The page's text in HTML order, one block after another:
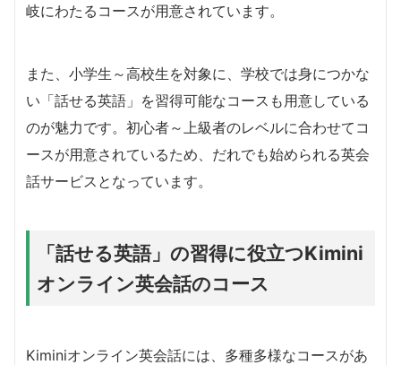
岐にわたるコースが用意されています。
また、小学生～高校生を対象に、学校では身につかな
い「話せる英語」を習得可能なコースも用意している
のが魅力です。初心者～上級者のレベルに合わせてコ
ースが用意されているため、だれでも始められる英会
話サービスとなっています。
「話せる英語」の習得に役立つKimini
オンライン英会話のコース
Kiminiオンライン英会話には、多種多様なコースがあ